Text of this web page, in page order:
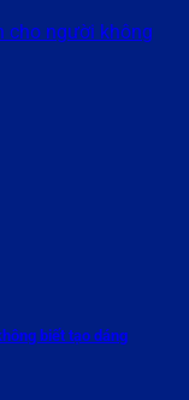
biết tạo dáng